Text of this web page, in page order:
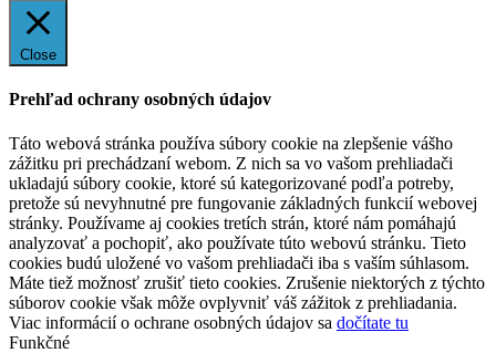
Close
Prehľad ochrany osobných údajov
Táto webová stránka používa súbory cookie na zlepšenie vášho
zážitku pri prechádzaní webom. Z nich sa vo vašom prehliadači
ukladajú súbory cookie, ktoré sú kategorizované podľa potreby,
pretože sú nevyhnutné pre fungovanie základných funkcií webovej
stránky. Používame aj cookies tretích strán, ktoré nám pomáhajú
analyzovať a pochopiť, ako používate túto webovú stránku. Tieto
cookies budú uložené vo vašom prehliadači iba s vaším súhlasom.
Máte tiež možnosť zrušiť tieto cookies. Zrušenie niektorých z týchto
súborov cookie však môže ovplyvniť váš zážitok z prehliadania.
Viac informácií o ochrane osobných údajov sa dočítate tu
Funkčné